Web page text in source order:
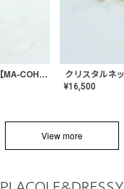
クリスタルクラウン【MA-COHD-01】韓国風クラウン/ウェディングクラウン/ティアラ
¥16,500
View more